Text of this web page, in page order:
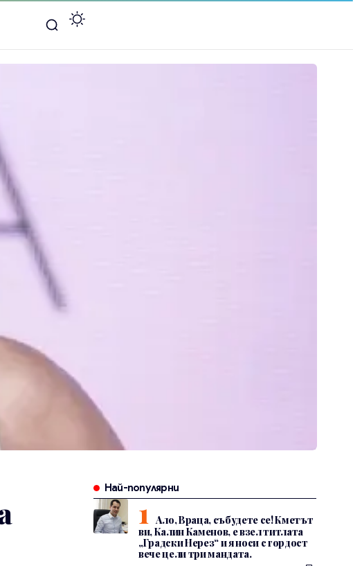
Най-популярни
Ало, Враца, събудете се! Кметът
ви, Калин Каменов, е взел титлата
„Градски Нерез“ и я носи с гордост
вече цели три мандата.